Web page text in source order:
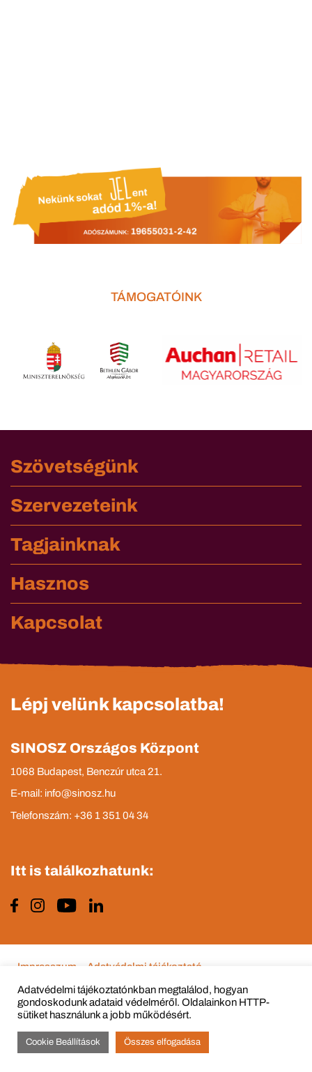
TÁMOGATÓINK
Szövetségünk
Szervezeteink
Tagjainknak
Hasznos
Kapcsolat
Lépj velünk kapcsolatba!
SINOSZ Országos Központ
1068 Budapest, Benczúr utca 21.
E-mail: info@sinosz.hu
Telefonszám: +36 1 351 04 34
Itt is találkozhatunk:
© Copyright 2015 - 2022 All Rights Reserved
Impresszum Adatvédelmi tájékoztató
Adatvédelmi tájékoztatónkban megtalálod, hogyan
gondoskodunk adataid védelméről. Oldalainkon HTTP-
sütiket használunk a jobb működésért.
Cookie Beállítások Összes elfogadása